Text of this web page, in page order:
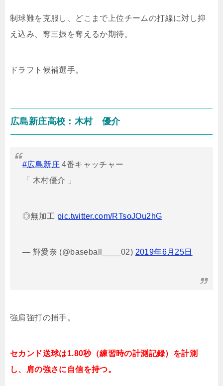
制球難を克服し、どこまで上位チームの打線に対し抑
え込み、奪三振を奪えるか期待。
ドラフト候補選手。
広島新庄高校：木村 優介
#広島新庄 4番キャッチャー
「 木村優介 」
◎無加工 pic.twitter.com/RTsoJOu2hG
— 輝愛奈 (@baseball____02) 2019年6月25日
強肩強打の捕手。
セカンド送球は1.80秒（練習時の計測記録）を計測
し、肩の強さに自信を持つ。